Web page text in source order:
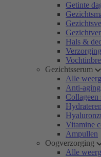
Getinte
Hals &
Gezichtsserum
Alle
Anti-
Collageen
Vitamine
Ampullen
Oogverzorging
Alle